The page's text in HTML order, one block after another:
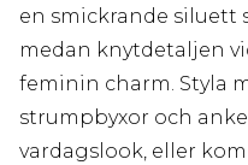
en smickrande siluett
medan knytdetaljen
feminin charm. Styla
strumpbyxor och
vardagslook, eller